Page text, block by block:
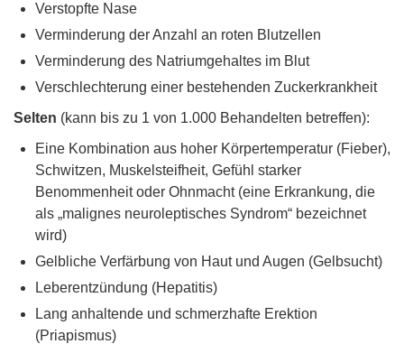
Verstopfte Nase
Verminderung der Anzahl an roten Blutzellen
Verminderung des Natriumgehaltes im Blut
Verschlechterung einer bestehenden Zuckerkrankheit
Selten (kann bis zu 1 von 1.000 Behandelten betreffen):
Eine Kombination aus hoher Körpertemperatur (Fieber),
Schwitzen, Muskelsteifheit, Gefühl starker
Benommenheit oder Ohnmacht (eine Erkrankung, die
als „malignes neuroleptisches Syndrom“ bezeichnet
wird)
Gelbliche Verfärbung von Haut und Augen (Gelbsucht)
Leberentzündung (Hepatitis)
Lang anhaltende und schmerzhafte Erektion
(Priapismus)